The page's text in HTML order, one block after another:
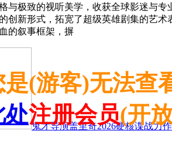
与极致的视听美学，收获全球影迷与
创新形式，拓宽了超级英雄剧集的艺
的叙事框架，摒
鬼才导演盖里奇2026硬核谍战力
(游客)无法查
处注册会员(开